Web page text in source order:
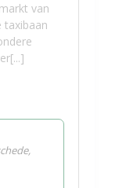
van
taxibaan